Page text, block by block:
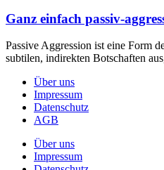
Ganz einfach passiv-
Passive Aggression ist eine Form
subtilen, indirekten Botschaften
Über uns
Impressum
Datenschutz
AGB
Über uns
Impressum